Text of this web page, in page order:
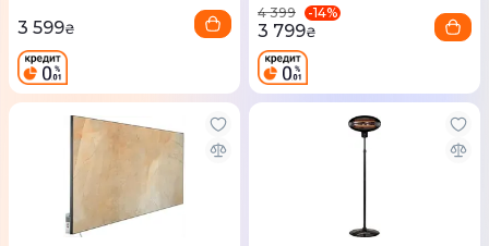
3 599₴
4 399
-14%
3 799₴